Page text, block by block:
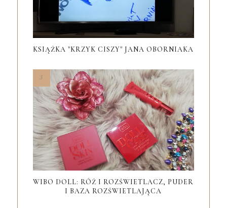
KSIĄŻKA "KRZYK CISZY" JANA OBORNIAKA
WIBO DOLL: RÓŻ I ROZŚWIETLACZ, PUDER
I BAZA ROZŚWIETLAJĄCA